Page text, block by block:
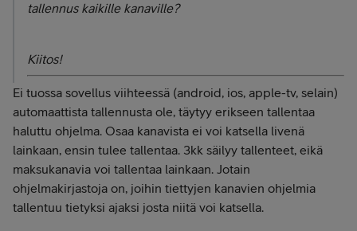
tallennus kaikille kanaville?
Kiitos!
Ei tuossa sovellus viihteessä (android, ios, apple-tv, selain)
automaattista tallennusta ole, täytyy erikseen tallentaa
haluttu ohjelma. Osaa kanavista ei voi katsella livenä
lainkaan, ensin tulee tallentaa. 3kk säilyy tallenteet, eikä
maksukanavia voi tallentaa lainkaan. Jotain
ohjelmakirjastoja on, joihin tiettyjen kanavien ohjelmia
tallentuu tietyksi ajaksi josta niitä voi katsella.